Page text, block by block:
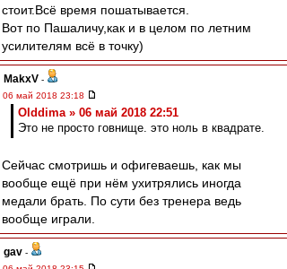
стоит.Всё время пошатывается.
Вот по Пашаличу,как и в целом по летним
усилителям всё в точку)
MakxV -
06 май 2018 23:18
Olddima » 06 май 2018 22:51
Это не просто говнище. это ноль в квадрате.
Сейчас смотришь и офигеваешь, как мы
вообще ещё при нём ухитрялись иногда
медали брать. По сути без тренера ведь
вообще играли.
gav -